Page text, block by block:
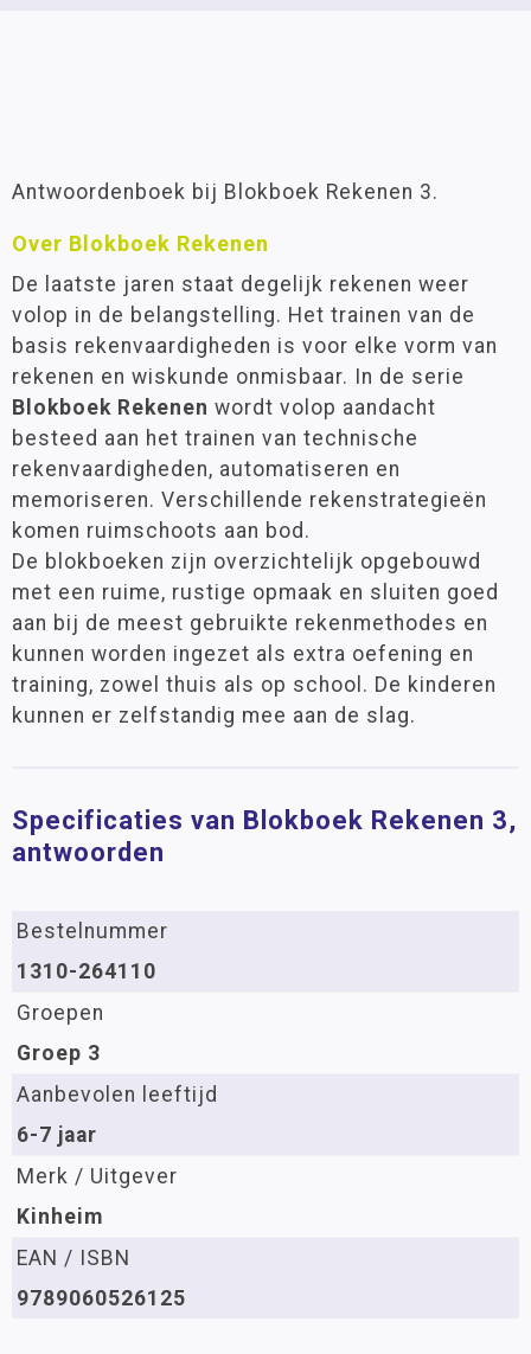
Antwoordenboek bij Blokboek Rekenen 3.
Over Blokboek Rekenen
De laatste jaren staat degelijk rekenen weer
volop in de belangstelling. Het trainen van de
basis rekenvaardigheden is voor elke vorm van
rekenen en wiskunde onmisbaar. In de serie
Blokboek Rekenen wordt volop aandacht
besteed aan het trainen van technische
rekenvaardigheden, automatiseren en
memoriseren. Verschillende rekenstrategieën
komen ruimschoots aan bod.
De blokboeken zijn overzichtelijk opgebouwd
met een ruime, rustige opmaak en sluiten goed
aan bij de meest gebruikte rekenmethodes en
kunnen worden ingezet als extra oefening en
training, zowel thuis als op school. De kinderen
kunnen er zelfstandig mee aan de slag.
Specificaties van Blokboek Rekenen 3,
antwoorden
Bestelnummer
1310-264110
Groepen
Groep 3
Aanbevolen leeftijd
6-7 jaar
Merk / Uitgever
Kinheim
EAN / ISBN
9789060526125